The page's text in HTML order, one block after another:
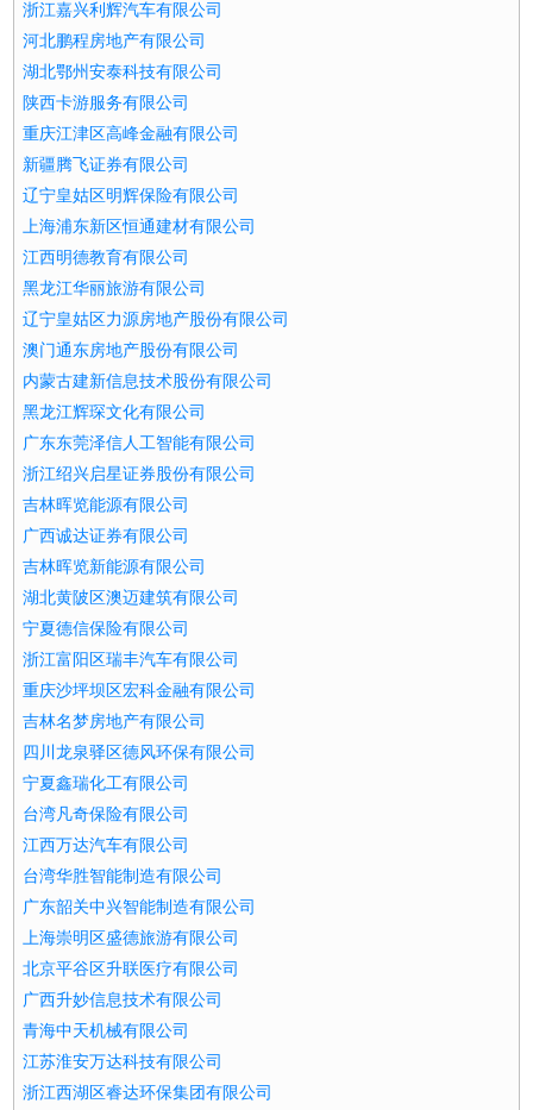
浙江嘉兴利辉汽车有限公司
河北鹏程房地产有限公司
湖北鄂州安泰科技有限公司
陕西卡游服务有限公司
重庆江津区高峰金融有限公司
新疆腾飞证券有限公司
辽宁皇姑区明辉保险有限公司
上海浦东新区恒通建材有限公司
江西明德教育有限公司
黑龙江华丽旅游有限公司
辽宁皇姑区力源房地产股份有限公司
澳门通东房地产股份有限公司
内蒙古建新信息技术股份有限公司
黑龙江辉琛文化有限公司
广东东莞泽信人工智能有限公司
浙江绍兴启星证券股份有限公司
吉林晖览能源有限公司
广西诚达证券有限公司
吉林晖览新能源有限公司
湖北黄陂区澳迈建筑有限公司
宁夏德信保险有限公司
浙江富阳区瑞丰汽车有限公司
重庆沙坪坝区宏科金融有限公司
吉林名梦房地产有限公司
四川龙泉驿区德风环保有限公司
宁夏鑫瑞化工有限公司
台湾凡奇保险有限公司
江西万达汽车有限公司
台湾华胜智能制造有限公司
广东韶关中兴智能制造有限公司
上海崇明区盛德旅游有限公司
北京平谷区升联医疗有限公司
广西升妙信息技术有限公司
青海中天机械有限公司
江苏淮安万达科技有限公司
浙江西湖区睿达环保集团有限公司